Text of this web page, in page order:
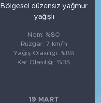
Bölgesel düzensiz yağmur
yağışlı
Nem: %80
Rüzgar: 7 km/h
Yağış Olasılığı: %88
Kar Olasılığı: %35
19 MART